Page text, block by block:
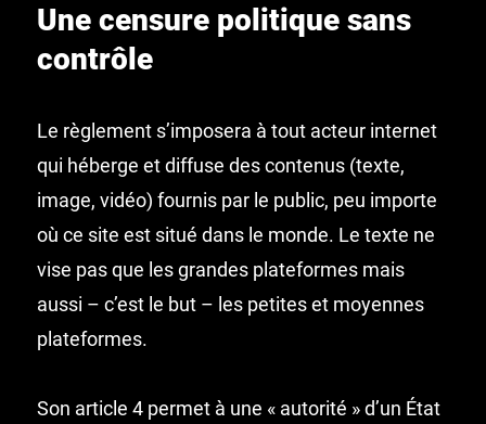
Une censure politique sans
contrôle
Le règlement s’imposera à tout acteur internet
qui héberge et diffuse des contenus (texte,
image, vidéo) fournis par le public, peu importe
où ce site est situé dans le monde. Le texte ne
vise pas que les grandes plateformes mais
aussi – c’est le but – les petites et moyennes
plateformes.
Son article 4 permet à une « autorité » d’un État